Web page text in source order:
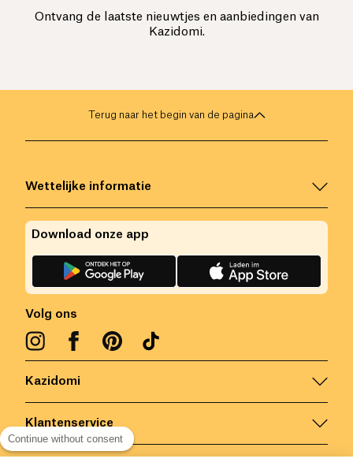
Ontvang de laatste nieuwtjes en aanbiedingen van
Kazidomi.
Terug naar het begin van de pagina
Kazidomi
Klantenservice
Wettelijke informatie
Volg ons
Download onze app
Continue without consent